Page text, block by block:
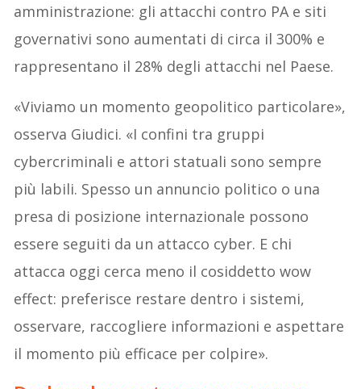
amministrazione: gli attacchi contro PA e siti
governativi sono aumentati di circa il 300% e
rappresentano il 28% degli attacchi nel Paese.
«Viviamo un momento geopolitico particolare»,
osserva Giudici. «I confini tra gruppi
cybercriminali e attori statuali sono sempre
più labili. Spesso un annuncio politico o una
presa di posizione internazionale possono
essere seguiti da un attacco cyber. E chi
attacca oggi cerca meno il cosiddetto wow
effect: preferisce restare dentro i sistemi,
osservare, raccogliere informazioni e aspettare
il momento più efficace per colpire».